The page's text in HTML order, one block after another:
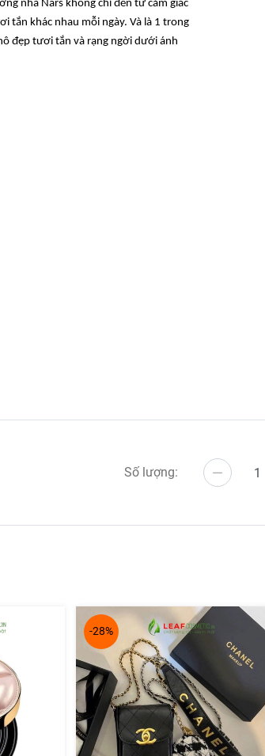
nhà Nars không chỉ đến từ cảm giác
tắn khác nhau mỗi ngày. Và là 1 trong
đẹp tươi tắn và rạng ngời dưới ánh
Số lượng:
-28%